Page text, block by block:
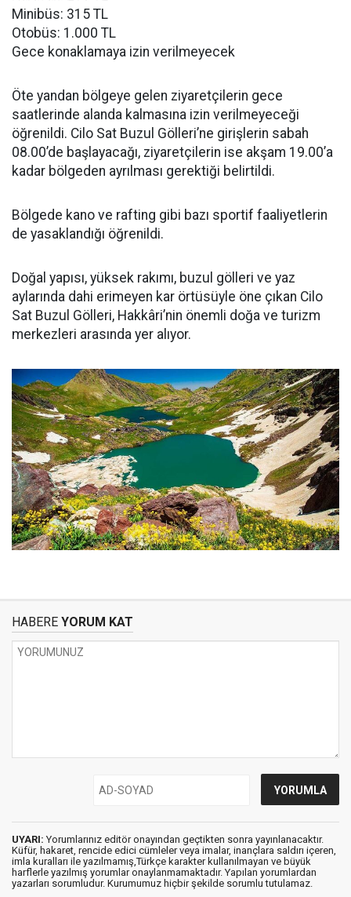
Minibüs: 315 TL
Otobüs: 1.000 TL
Gece konaklamaya izin verilmeyecek
Öte yandan bölgeye gelen ziyaretçilerin gece
saatlerinde alanda kalmasına izin verilmeyeceği
öğrenildi. Cilo Sat Buzul Gölleri’ne girişlerin sabah
08.00’de başlayacağı, ziyaretçilerin ise akşam 19.00’a
kadar bölgeden ayrılması gerektiği belirtildi.
Bölgede kano ve rafting gibi bazı sportif faaliyetlerin
de yasaklandığı öğrenildi.
Doğal yapısı, yüksek rakımı, buzul gölleri ve yaz
aylarında dahi erimeyen kar örtüsüyle öne çıkan Cilo
Sat Buzul Gölleri, Hakkâri’nin önemli doğa ve turizm
merkezleri arasında yer alıyor.
HABERE YORUM KAT
UYARI: Yorumlarınız editör onayından geçtikten sonra yayınlanacaktır.
Küfür, hakaret, rencide edici cümleler veya imalar, inançlara saldırı içeren,
imla kuralları ile yazılmamış,Türkçe karakter kullanılmayan ve büyük
harflerle yazılmış yorumlar onaylanmamaktadır. Yapılan yorumlardan
yazarları sorumludur. Kurumumuz hiçbir şekilde sorumlu tutulamaz.